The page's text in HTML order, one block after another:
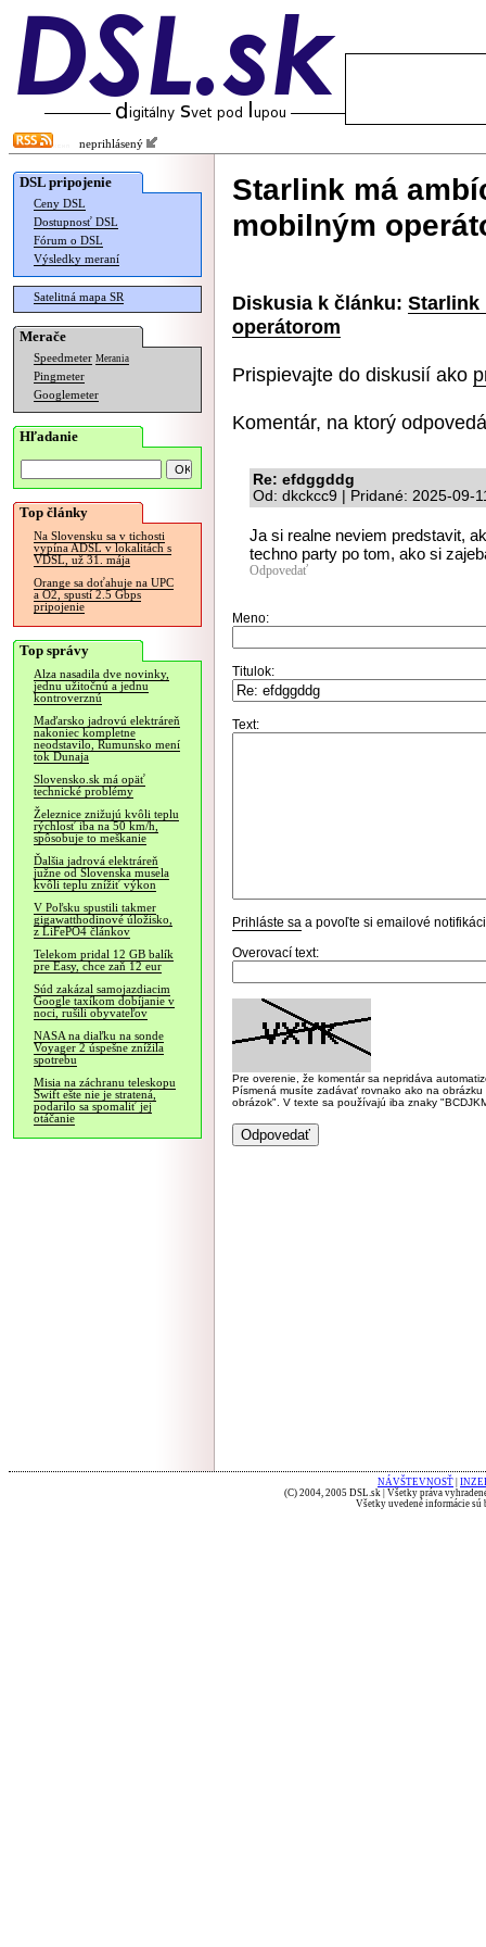
neprihlásený
DSL pripojenie
Ceny DSL
Dostupnosť DSL
Fórum o DSL
Výsledky meraní
Satelitná mapa SR
Merače
Speedmeter Merania
Pingmeter
Googlemeter
Hľadanie
Top články
Na Slovensku sa v tichosti
vypína ADSL v lokalitách s
VDSL, už 31. mája
Orange sa doťahuje na UPC
a O2, spustí 2.5 Gbps
pripojenie
Top správy
Alza nasadila dve novinky,
jednu užitočnú a jednu
kontroverznú
Maďarsko jadrovú elektráreň
nakoniec kompletne
neodstavilo, Rumunsko mení
tok Dunaja
Slovensko.sk má opäť
technické problémy
Železnice znižujú kvôli teplu
rýchlosť iba na 50 km/h,
spôsobuje to meškanie
Ďalšia jadrová elektráreň
južne od Slovenska musela
kvôli teplu znížiť výkon
V Poľsku spustili takmer
gigawatthodinové úložisko,
z LiFePO4 článkov
Telekom pridal 12 GB balík
pre Easy, chce zaň 12 eur
Súd zakázal samojazdiacim
Google taxíkom dobíjanie v
noci, rušili obyvateľov
NASA na diaľku na sonde
Voyager 2 úspešne znížila
spotrebu
Misia na záchranu teleskopu
Swift ešte nie je stratená,
podarilo sa spomaliť jej
otáčanie
Starlink má
mobilným
Diskusia k článku: Starlink
operátorom
Prispievajte do diskusií ako
Komentár, na ktorý
Re: efdggddg
Od: dkckcc9 | Pridané: 2025-09-
Ja si realne neviem predstavit,
techno party po tom, ako si
Odpovedať
Meno:
Titulok:
Text:
Prihláste sa a povoľte si emailové
Overovací text:
Pre overenie, že komentár sa nepridáva
Písmená musíte zadávať rovnako ako na
obrázok". V texte sa používajú iba znaky
NÁVŠTEVNOSŤ
(C) 2004, 2005 DSL.sk | Všetky práva
Všetky uvedené informácie sú